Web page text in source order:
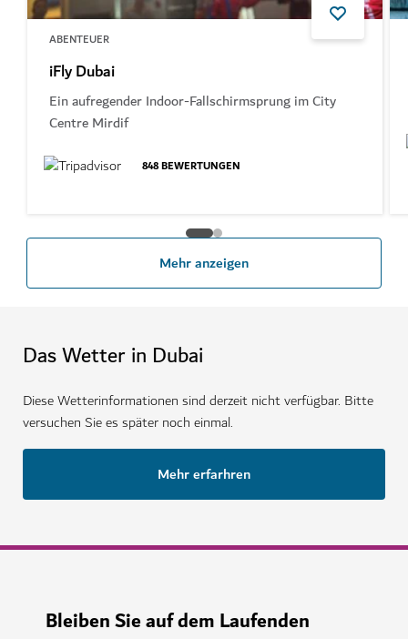
ABENTEUER
iFly Dubai
Ein aufregender Indoor-Fallschirmsprung im City
Centre Mirdif
848BEWERTUNGEN
Mehr anzeigen
Das Wetter in Dubai
Diese Wetterinformationen sind derzeit nicht verfügbar. Bitte
versuchen Sie es später noch einmal.
Mehr erfarhren
Bleiben Sie auf dem Laufenden